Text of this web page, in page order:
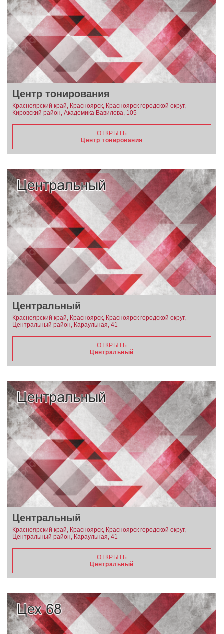
Центр тонирования
Красноярский край, Красноярск, Красноярск городской округ,
Кировский район, Академика Вавилова, 105
ОТКРЫТЬ
Центр тонирования
Центральный
Красноярский край, Красноярск, Красноярск городской округ,
Центральный район, Караульная, 41
ОТКРЫТЬ
Центральный
Центральный
Красноярский край, Красноярск, Красноярск городской округ,
Центральный район, Караульная, 41
ОТКРЫТЬ
Центральный